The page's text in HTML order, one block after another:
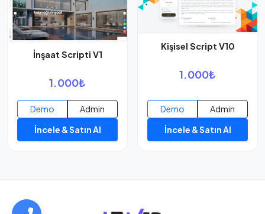
İnşaat Scripti V1
1.000₺
Demo
Admin
İncele & Satın Al
Kişisel Script V10
1.000₺
Demo
Admin
İncele & Satın Al